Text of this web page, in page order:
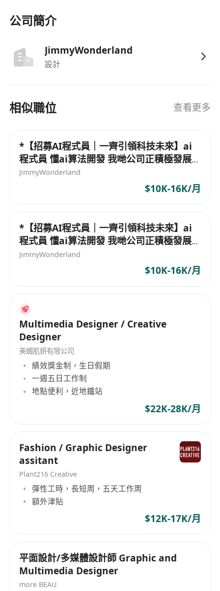
公司簡介
JimmyWonderland
設計
相似職位 查看更多
*【招募AI程式員｜一齊引領科技未來】ai
程式員 懂ai算法開發 我哋公司正積極發展
科技業務，懂AI算法開發、機器學習、深度
JimmyWonderland
$10K-16K/月
*【招募AI程式員｜一齊引領科技未來】ai
程式員 懂ai算法開發 我哋公司正積極發展
科技業務，懂AI算法開發、機器學習、深度
JimmyWonderland
$10K-16K/月
Multimedia Designer / Creative
Designer
美媚肌妍有限公司
績效獎金制，生日假期
一週五日工作制
地點便利，近地鐵站
$22K-28K/月
Fashion / Graphic Designer
assitant
Plant216 Creative
彈性工時，長短周，五天工作周
額外津貼
$12K-17K/月
平面設計/多媒體設計師 Graphic and
Multimedia Designer
more BEAU